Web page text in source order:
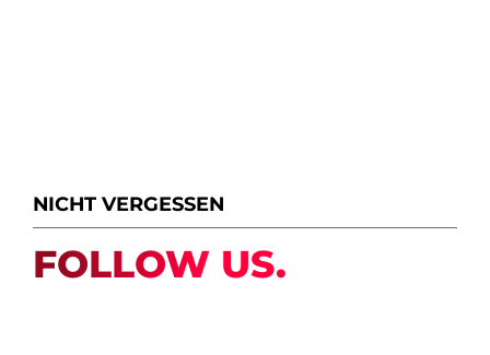
NICHT VERGESSEN
FOLLOW US.